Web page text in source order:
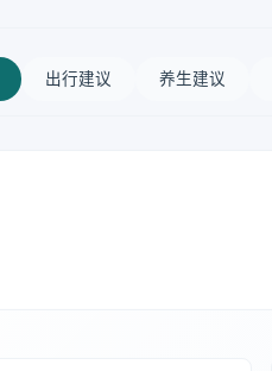
出行建议 养生建议